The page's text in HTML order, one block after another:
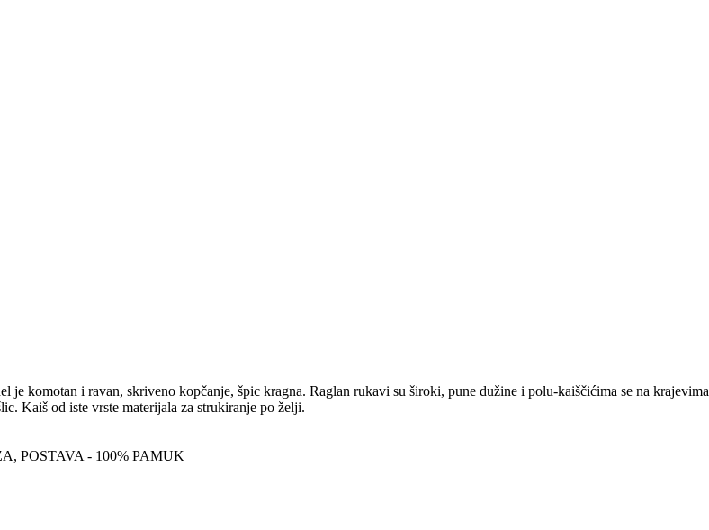
komotan i ravan, skriveno kopčanje, špic kragna. Raglan rukavi su široki, pune dužine i polu-kaiščićima se na krajevima
Kaiš od iste vrste materijala za strukiranje po želji.
POSTAVA - 100% PAMUK